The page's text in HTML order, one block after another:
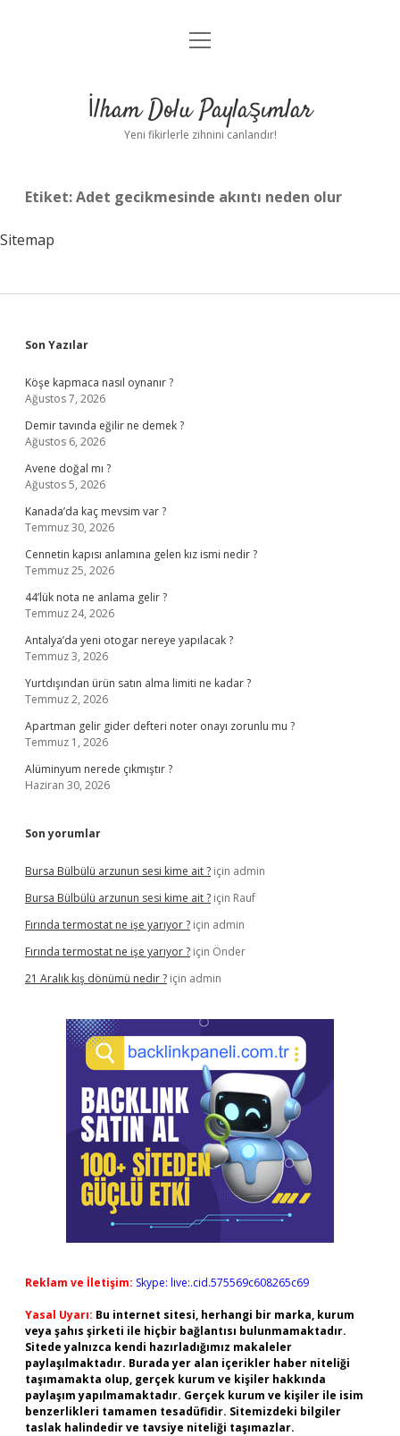
Anasayfa
Yasal Uyarı
menüyü
İlham Dolu Paylaşımlar
Yeni fikirlerle zihnini canlandır!
Etiket:Adet gecikmesinde akıntı neden olur
Sitemap
Sidebar
Son Yazılar
Köşe kapmaca nasıl oynanır ?
Ağustos 7, 2026
Demir tavında eğilir ne demek ?
Ağustos 6, 2026
Avene doğal mı ?
Ağustos 5, 2026
Kanada’da kaç mevsim var ?
Temmuz 30, 2026
Cennetin kapısı anlamına gelen kız ismi nedir ?
Temmuz 25, 2026
44’lük nota ne anlama gelir ?
Temmuz 24, 2026
Antalya’da yeni otogar nereye yapılacak ?
Temmuz 3, 2026
Yurtdışından ürün satın alma limiti ne kadar ?
Temmuz 2, 2026
Apartman gelir gider defteri noter onayı zorunlu mu ?
Temmuz 1, 2026
Alüminyum nerede çıkmıştır ?
Haziran 30, 2026
Son yorumlar
Bursa Bülbülü arzunun sesi kime ait ? için admin
Bursa Bülbülü arzunun sesi kime ait ? için Rauf
Fırında termostat ne işe yarıyor ? için admin
Fırında termostat ne işe yarıyor ? için Önder
21 Aralık kış dönümü nedir ? için admin
Reklam ve İletişim: Skype: live:.cid.575569c608265c69
Yasal Uyarı: Bu internet sitesi, herhangi bir marka, kurum
veya şahıs şirketi ile hiçbir bağlantısı bulunmamaktadır.
Sitede yalnızca kendi hazırladığımız makaleler
paylaşılmaktadır. Burada yer alan içerikler haber niteliği
taşımamakta olup, gerçek kurum ve kişiler hakkında
paylaşım yapılmamaktadır. Gerçek kurum ve kişiler ile isim
benzerlikleri tamamen tesadüfidir. Sitemizdeki bilgiler
taslak halindedir ve tavsiye niteliği taşımazlar.